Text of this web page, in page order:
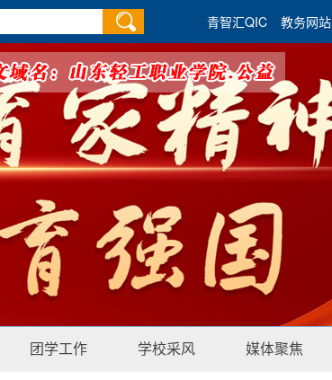
青智汇QIC 教务网站
团学工作 学校采风 媒体聚焦